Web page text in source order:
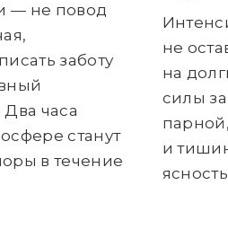
— не повод
заботу
часа
станут
в течение
не
на
силы
и